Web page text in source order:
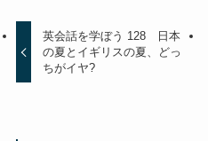
英会話を学ぼう 128 日本
の夏とイギリスの夏、どっ
ちがイヤ?